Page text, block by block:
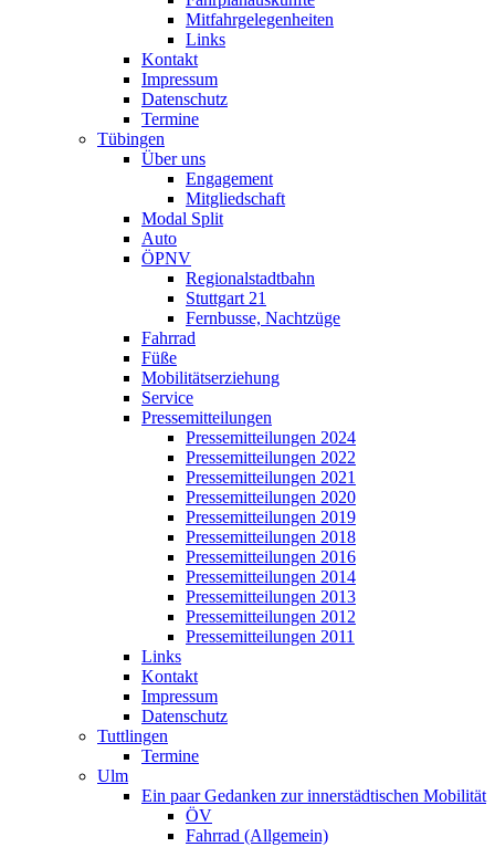
Mitfahrgelegenheiten
Links
Kontakt
Impressum
Datenschutz
Termine
Tübingen
Über uns
Engagement
Mitgliedschaft
Modal Split
Auto
ÖPNV
Regionalstadtbahn
Stuttgart 21
Fernbusse, Nachtzüge
Fahrrad
Füße
Mobilitätserziehung
Service
Pressemitteilungen
Pressemitteilungen 2024
Pressemitteilungen 2022
Pressemitteilungen 2021
Pressemitteilungen 2020
Pressemitteilungen 2019
Pressemitteilungen 2018
Pressemitteilungen 2016
Pressemitteilungen 2014
Pressemitteilungen 2013
Pressemitteilungen 2012
Pressemitteilungen 2011
Links
Kontakt
Impressum
Datenschutz
Tuttlingen
Termine
Ulm
Ein paar Gedanken zur innerstädtischen Mobilität
ÖV
Fahrrad (Allgemein)